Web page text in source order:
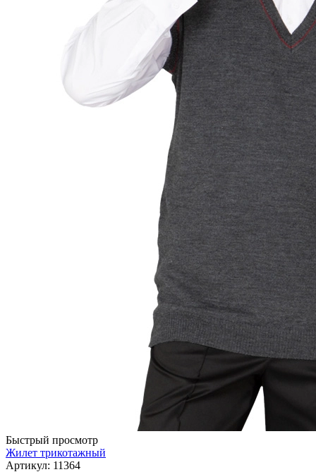
Быстрый просмотр
Жилет трикотажный
Артикул: 11364